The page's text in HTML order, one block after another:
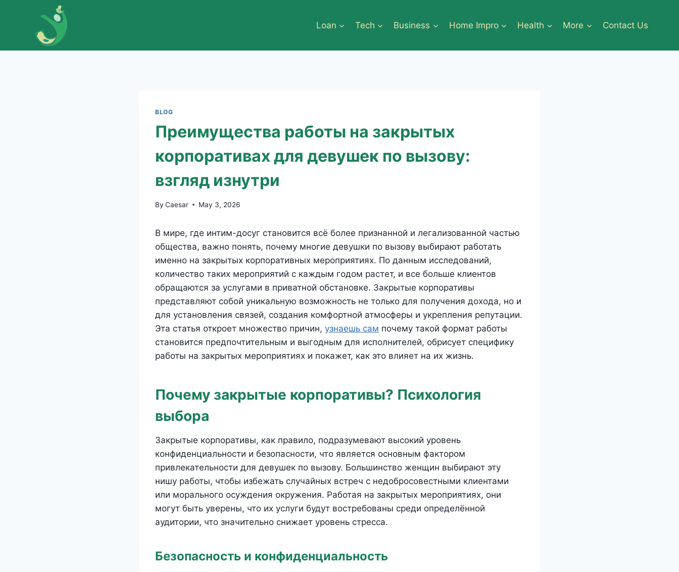
Loan Tech Business Home Impro Health More Contact Us
BLOG
Преимущества работы на закрытых
корпоративах для девушек по вызову:
взгляд изнутри
By Caesar May 3, 2026
В мире, где интим-досуг становится всё более признанной и легализованной частью
общества, важно понять, почему многие девушки по вызову выбирают работать
именно на закрытых корпоративных мероприятиях. По данным исследований,
количество таких мероприятий с каждым годом растет, и все больше клиентов
обращаются за услугами в приватной обстановке. Закрытые корпоративы
представляют собой уникальную возможность не только для получения дохода, но и
для установления связей, создания комфортной атмосферы и укрепления репутации.
Эта статья откроет множество причин, узнаешь сам почему такой формат работы
становится предпочтительным и выгодным для исполнителей, обрисует специфику
работы на закрытых мероприятиях и покажет, как это влияет на их жизнь.
Почему закрытые корпоративы? Психология
выбора
Закрытые корпоративы, как правило, подразумевают высокий уровень
конфиденциальности и безопасности, что является основным фактором
привлекательности для девушек по вызову. Большинство женщин выбирают эту
нишу работы, чтобы избежать случайных встреч с недобросовестными клиентами
или морального осуждения окружения. Работая на закрытых мероприятиях, они
могут быть уверены, что их услуги будут востребованы среди определённой
аудитории, что значительно снижает уровень стресса.
Безопасность и конфиденциальность